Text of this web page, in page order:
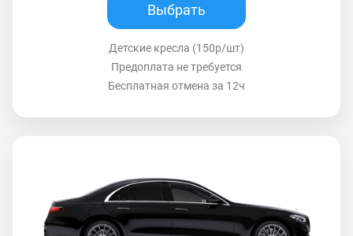
Выбрать
Детские кресла (150р/шт)
Предоплата не требуется
Бесплатная отмена за 12ч